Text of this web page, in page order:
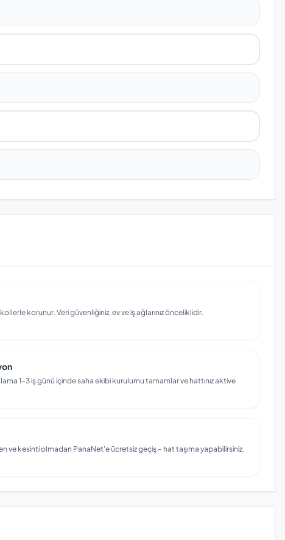
korunur. Veri güvenliğiniz, ev ve iş ağlarınız önceliklidir.
1–3 iş günü içinde saha ekibi kurulumu tamamlar ve hattınız aktive
ve kesinti olmadan PanaNet'e ücretsiz geçiş – hat taşıma yapabilirsiniz.